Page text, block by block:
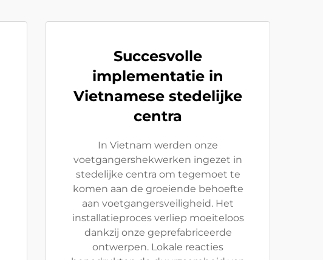
Succesvolle
implementatie in
Vietnamese stedelijke
centra
In Vietnam werden onze
voetgangershekwerken ingezet in
stedelijke centra om tegemoet te
komen aan de groeiende behoefte
aan voetgangersveiligheid. Het
installatieproces verliep moeiteloos
dankzij onze geprefabriceerde
ontwerpen. Lokale reacties